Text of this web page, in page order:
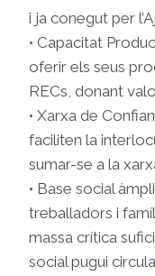
i ja conegut per
• Capacitat
oferir els seus
RECs, donant
• Xarxa de
faciliten la
sumar-se a la
• Base social
treballadors i
massa crítica
social pugui